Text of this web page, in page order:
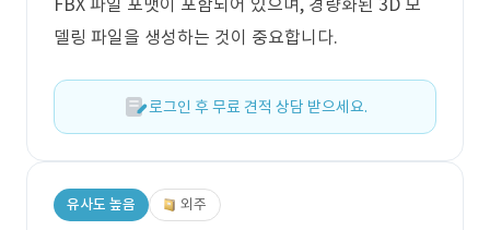
FBX 파일 포맷이 포함되어 있으며, 경량화된 3D 모
델링 파일을 생성하는 것이 중요합니다.
로그인 후 무료 견적 상담 받으세요.
유사도 높음 외주